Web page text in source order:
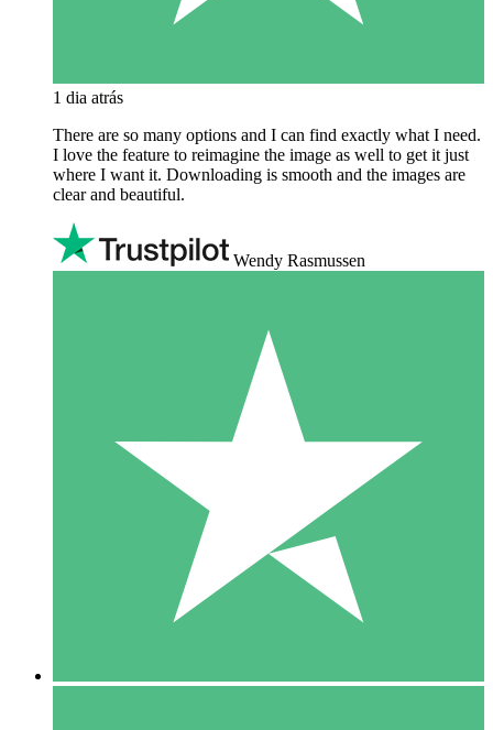
1 dia atrás
There are so many options and I can find exactly what I need.
I love the feature to reimagine the image as well to get it just
where I want it. Downloading is smooth and the images are
clear and beautiful.
Wendy Rasmussen